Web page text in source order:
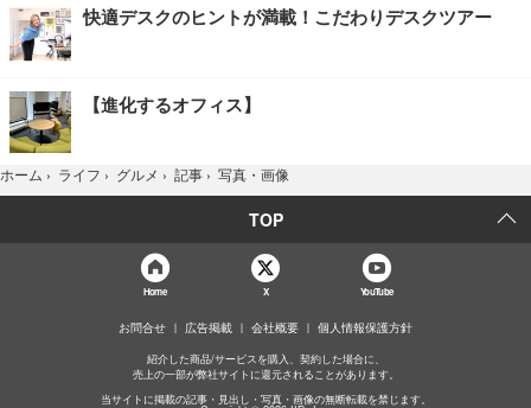
快適デスクのヒントが満載！こだわりデスクツアー
【進化するオフィス】
ホーム › ライフ › グルメ › 記事 › 写真・画像
TOP
Home X YouTube
お問合せ 広告掲載 会社概要 個人情報保護方針
紹介した商品/サービスを購入、契約した場合に、
売上の一部が弊社サイトに還元されることがあります。
当サイトに掲載の記事・見出し・写真・画像の無断転載を禁じます。